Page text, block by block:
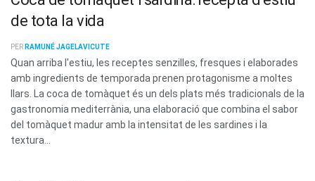
de tota la vida
PER RAMUNÉ JAGELAVICUTE
Quan arriba l'estiu, les receptes senzilles, fresques i elaborades
amb ingredients de temporada prenen protagonisme a moltes
llars. La coca de tomàquet és un dels plats més tradicionals de la
gastronomia mediterrània, una elaboració que combina el sabor
del tomàquet madur amb la intensitat de les sardines i la
textura...